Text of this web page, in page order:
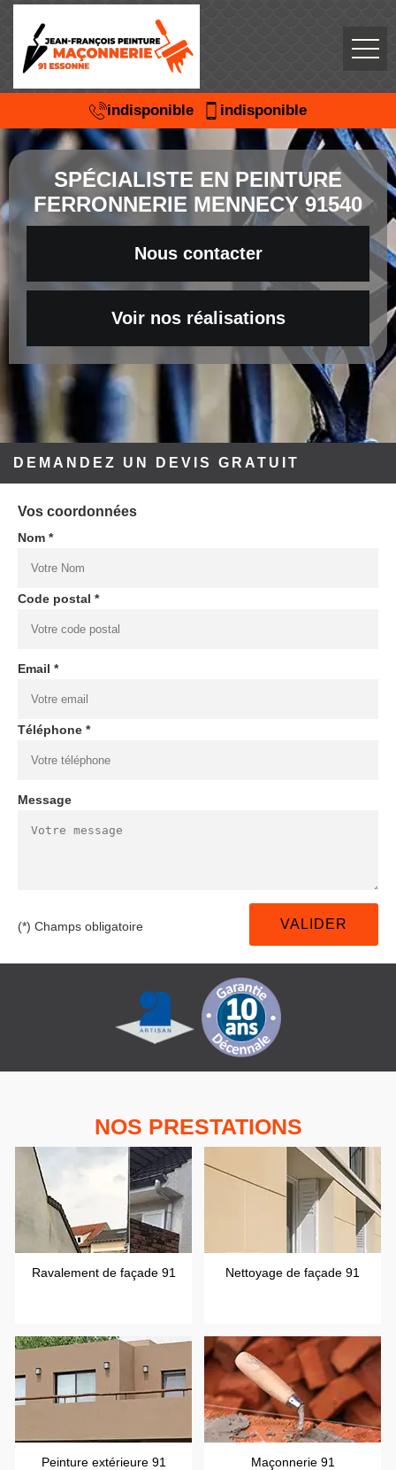
indisponible indisponible
SPÉCIALISTE EN PEINTURE
FERRONNERIE MENNECY 91540
Nous contacter
Voir nos réalisations
DEMANDEZ UN DEVIS GRATUIT
Vos coordonnées
Nom *
Code postal *
Email *
Téléphone *
Message
(*) Champs obligatoire
NOS PRESTATIONS
Ravalement de façade 91 Nettoyage de façade 91
Peinture extérieure 91 Maçonnerie 91